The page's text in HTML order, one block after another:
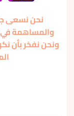
نحن نسعى
والمساهمة في
ونحن نفخر بأن